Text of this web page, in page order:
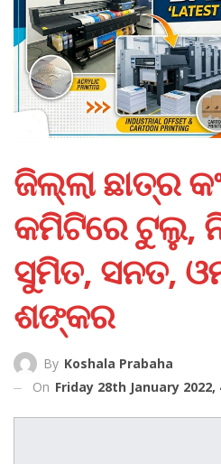
ଜିଲ୍ଲା ଛାତ୍ର
କମିଟିରେ ଟୁଲୁ,
ସୁମିତ, ସନତ,
ଶଙ୍କର
By Koshala Prabaha
On Friday 28th January 2022,